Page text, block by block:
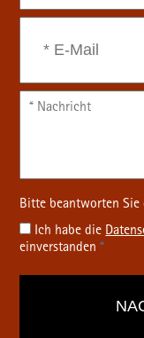
Ich habe die
einverstanden*